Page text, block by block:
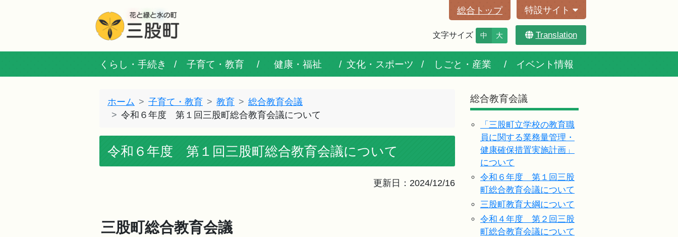
総合トップ 特設サイト
文字サイズ 中 大 Translation
くらし・手続き 子育て・教育 健康・福祉 文化・スポーツ しごと・産業 イベント情報
ホーム 子育て・教育 教育
総合教育会議
令和６年度 第１回三股町総合教育会議について
令和６年度 第１回三股町総合教育会議について
更新日：2024/12/16
三股町総合教育会議
総合教育会議
「三股町立学校の教育職
員に関する業務量管理・
健康確保措置実施計画」
について
令和６年度 第１回三股
町総合教育会議について
三股町教育大綱について
令和４年度 第２回三股
町総合教育会議について